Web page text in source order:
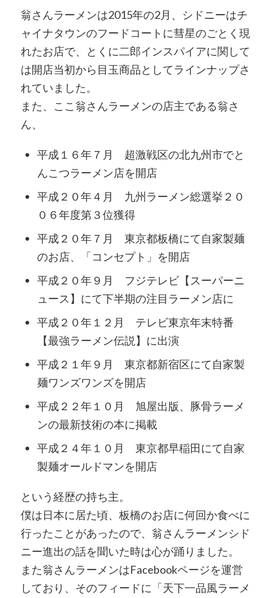
翁さんラーメンは2015年の2月、シドニーはチ
ャイナタウンのフードコートに彗星のごとく現
れたお店で、とくに二郎インスパイアに関して
は開店当初から目玉商品としてラインナップさ
れていました。
また、ここ翁さんラーメンの店主である翁さ
ん、
平成１６年７月 超激戦区の北九州市でと
んこつラーメン店を開店
平成２０年４月 九州ラーメン総選挙２０
０６年度第３位獲得
平成２０年７月 東京都板橋にて自家製麺
のお店、「コンセプト」を開店
平成２０年９月 フジテレビ【スーパーニ
ュース】にて下半期の注目ラーメン店に
平成２０年１２月 テレビ東京年末特番
【最強ラーメン伝説】に出演
平成２１年９月 東京都新宿区にて自家製
麺ワンズワンズを開店
平成２２年１０月 旭屋出版、豚骨ラーメ
ンの最新技術の本に掲載
平成２４年１０月 東京都早稲田にて自家
製麺オールドマンを開店
という経歴の持ち主。
僕は日本に居た頃、板橋のお店に何回か食べに
行ったことがあったので、翁さんラーメンシド
ニー進出の話を聞いた時は心が踊りました。
また翁さんラーメンはFacebookページを運営
しており、そのフィードに「天下一品風ラーメ